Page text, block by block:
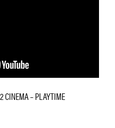
CINEMA – PLAYTIME